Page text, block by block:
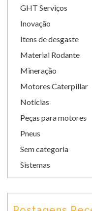
GHT Serviços
Inovação
Itens de desgaste
Material Rodante
Mineração
Motores Caterpillar
Notícias
Peças para motores
Pneus
Sem categoria
Sistemas